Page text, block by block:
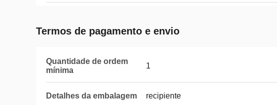
Termos de pagamento e envio
Quantidade de ordem
mínima
1
Detalhes da embalagem recipiente